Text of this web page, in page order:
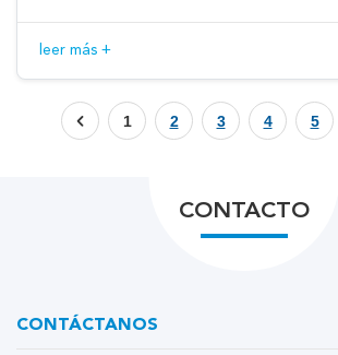
leer más +
1 2 3 4 5
CONTACTO
CONTÁCTANOS